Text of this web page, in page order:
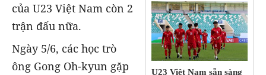
U23 Việt Nam sẵn sàng
của U23 Việt Nam còn 2
trận đấu nữa.
Ngày 5/6, các học trò
ông Gong Oh-kyun gặp